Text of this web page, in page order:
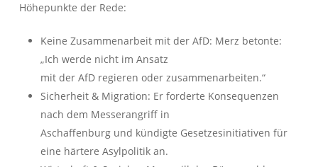
Höhepunkte der Rede:
Keine Zusammenarbeit mit der AfD: Merz betonte:
„Ich werde nicht im Ansatz
mit der AfD regieren oder zusammenarbeiten.“
Sicherheit & Migration: Er forderte Konsequenzen
nach dem Messerangriff in
Aschaffenburg und kündigte Gesetzesinitiativen für
eine härtere Asylpolitik an.